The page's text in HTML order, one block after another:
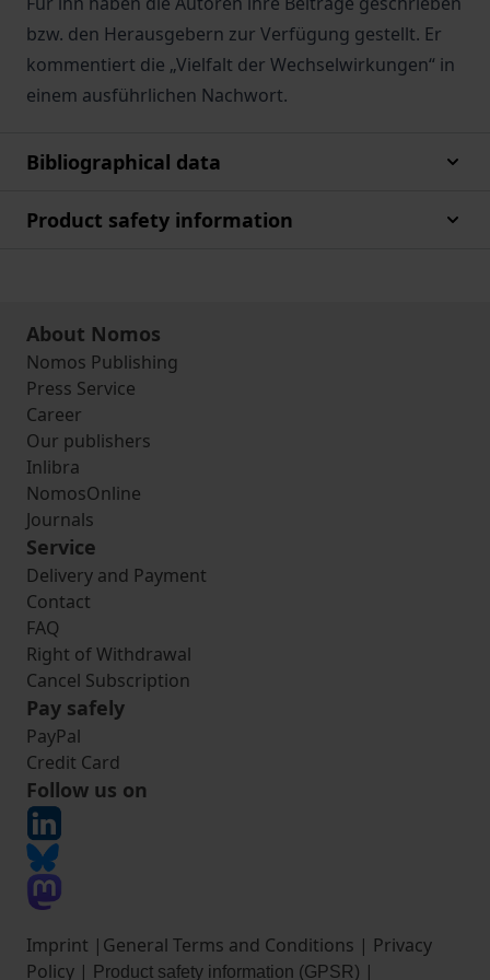
bzw. den Herausgebern zur Verfügung gestellt. Er
kommentiert die „Vielfalt der Wechselwirkungen“ in
einem ausführlichen Nachwort.
Bibliographical data
Product safety information
About Nomos
Nomos Publishing
Press Service
Career
Our publishers
Inlibra
NomosOnline
Journals
Service
Delivery and Payment
Contact
FAQ
Right of Withdrawal
Cancel Subscription
Pay safely
PayPal
Credit Card
Follow us on
Imprint | General Terms and Conditions | Privacy
Policy | Product safety information (GPSR) |